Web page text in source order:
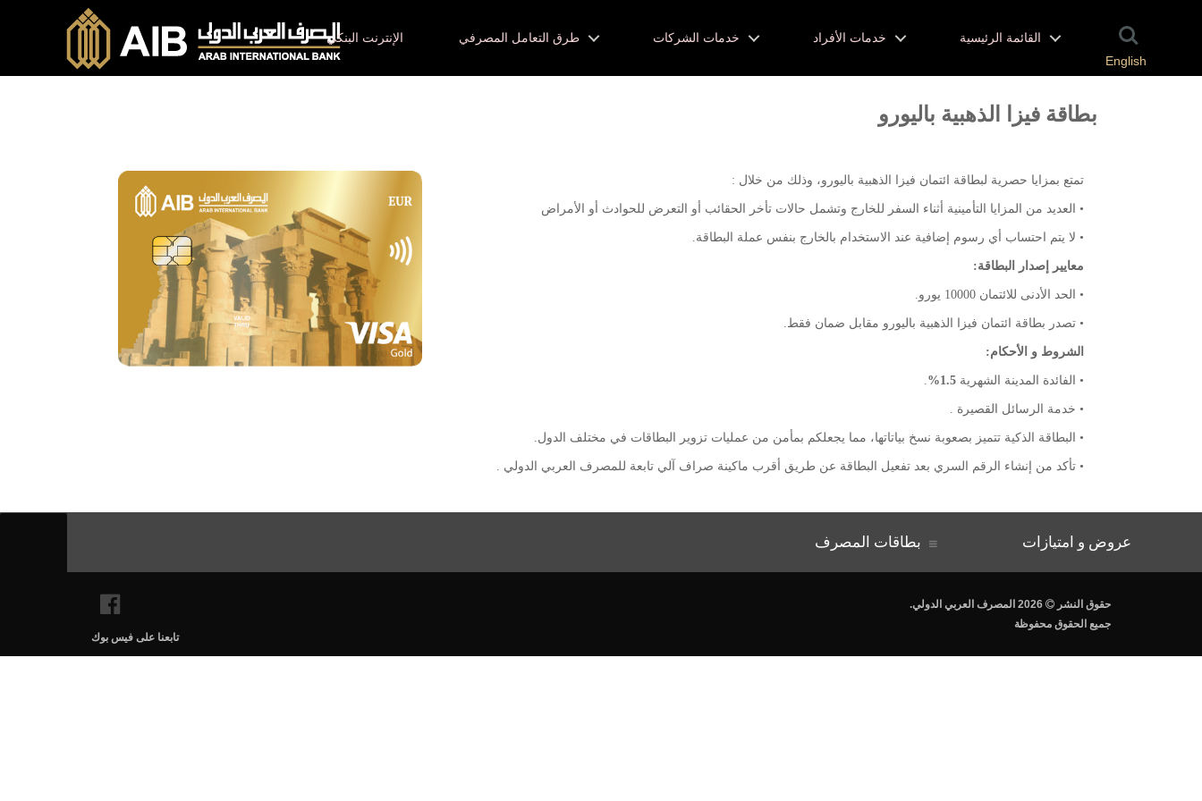
الإنترنت البنكي طرق التعامل المصرفي خدمات الشركات خدمات الأفراد القائمة الرئيسية
English
بطاقة فيزا الذهبية باليورو
تمتع بمزايا حصرية لبطاقة ائتمان فيزا الذهبية باليورو، وذلك من خلال :
• العديد من المزايا التأمينية أثناء السفر للخارج وتشمل حالات تأخر الحقائب أو التعرض للحوادث أو الأمراض
• لا يتم احتساب أي رسوم إضافية عند الاستخدام بالخارج بنفس عملة البطاقة.
معايير إصدار البطاقة:
• الحد الأدنى للائتمان 10000 يورو.
• تصدر بطاقة ائتمان فيزا الذهبية باليورو مقابل ضمان فقط.
الشروط و الأحكام:
• الفائدة المدينة الشهرية 1.5%
.
• خدمة الرسائل القصيرة .
• البطاقة الذكية تتميز بصعوبة نسخ بياتاتها، مما يجعلكم بمأمن من عمليات تزوير البطاقات في مختلف الدول.
• تأكد من إنشاء الرقم السري بعد تفعيل البطاقة عن طريق أقرب ماكينة صراف آلي تابعة للمصرف العربي الدولي .
عروض و امتيازات بطاقات المصرف
تابعنا على فيس بوك
.حقوق النشر
جميع الحقوق محفوظة